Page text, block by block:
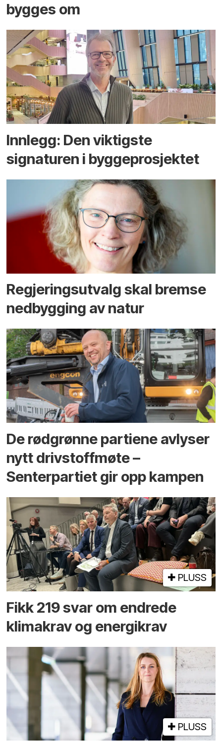
bygges om
Innlegg: Den viktigste
signaturen i bygge­­prosjektet
Regjerings­utvalg skal bremse
ned­bygging av natur
De rødgrønne partiene avlyser
nytt drivstoffmøte –
Senterpartiet gir opp kampen
PLUSS
Fikk 219 svar om endrede
klimakrav og energikrav
PLUSS